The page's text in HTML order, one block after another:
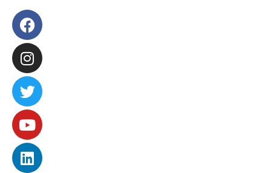
Facebook
Instagram
Twitter
Youtube
Linkedin
Slideshare